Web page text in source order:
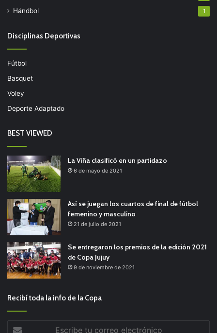
Hándbol 1
Disciplinas Deportivas
Fútbol
Basquet
Voley
Deporte Adaptado
BEST VIEWED
La Viña clasificó en un partidazo
6 de mayo de 2021
Así se juegan los cuartos de final de fútbol
femenino y masculino
21 de julio de 2021
Se entregaron los premios de la edición 2021
de Copa Jujuy
9 de noviembre de 2021
Recibí toda la info de la Copa